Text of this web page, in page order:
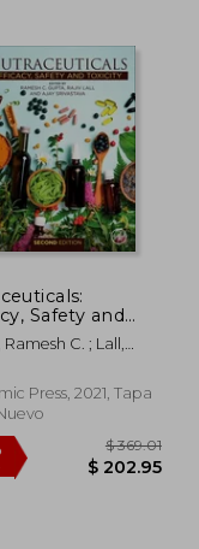
45%
dcto.
Safety and
(en Inglés)
C. ; Lall,
Press, 2021, Tapa